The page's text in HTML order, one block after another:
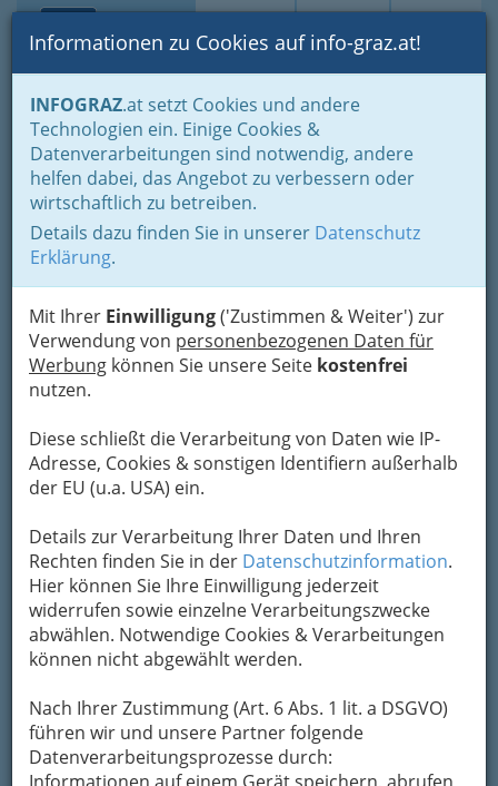
Suche Login Toggle
Informationen zu Cookies auf info-graz.at!
INFOGRAZ.at setzt Cookies und andere
Technologien ein. Einige Cookies &
Datenverarbeitungen sind notwendig, andere
helfen dabei, das Angebot zu verbessern oder
wirtschaftlich zu betreiben.
Details dazu finden Sie in unserer Datenschutz
Erklärung.
Mit Ihrer Einwilligung('Zustimmen & Weiter') zur
Verwendung von personenbezogenen Daten für
Werbung können Sie unsere Seite kostenfrei
nutzen.
Diese schließt die Verarbeitung von Daten wie IP-
Adresse, Cookies & sonstigen Identifiern außerhalb
der EU (u.a. USA) ein.
Details zur Verarbeitung Ihrer Daten und Ihren
Rechten finden Sie in der Datenschutzinformation.
Hier können Sie Ihre Einwilligung jederzeit
widerrufen sowie einzelne Verarbeitungszwecke
abwählen. Notwendige Cookies & Verarbeitungen
können nicht abgewählt werden.
Nach Ihrer Zustimmung (Art. 6 Abs. 1 lit. a DSGVO)
führen wir und unsere Partner folgende
Datenverarbeitungsprozesse durch:
Home Branchen
Landesverband Urlaub am
Bauernhof Steiermark
Hamerlinggasse 3, 8010 Graz
+43 316 8050 - 1291
+43 316 8050 - 1504
Karte
Karte anzeigen
Kontaktaufnahme
Um die Info-Graz Firmen
vor Spam-Mails zu
bewahren , verwenden wir an dieser Stelle zur
Übermittlung Ihrer Nachricht ein sicheres
Formular. Ihre Nachricht wird nach dem
Absenden umgehend per Mail an das
Unternehmen Landesverband Urlaub am
Bauernhof Steiermark weitergeleitet.
Mein Name